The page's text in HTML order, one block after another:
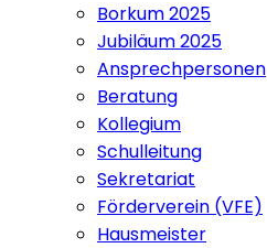
Borkum 2025
Jubiläum 2025
Ansprechpersonen
Beratung
Kollegium
Schulleitung
Sekretariat
Förderverein (VFE)
Hausmeister